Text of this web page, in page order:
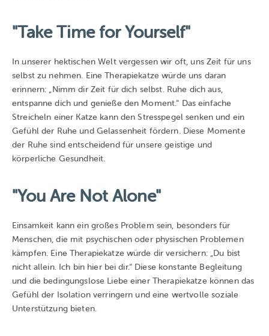
"Take Time for Yourself"
In unserer hektischen Welt vergessen wir oft, uns Zeit für uns
selbst zu nehmen. Eine Therapiekatze würde uns daran
erinnern: „Nimm dir Zeit für dich selbst. Ruhe dich aus,
entspanne dich und genieße den Moment.“ Das einfache
Streicheln einer Katze kann den Stresspegel senken und ein
Gefühl der Ruhe und Gelassenheit fördern. Diese Momente
der Ruhe sind entscheidend für unsere geistige und
körperliche Gesundheit.
"You Are Not Alone"
Einsamkeit kann ein großes Problem sein, besonders für
Menschen, die mit psychischen oder physischen Problemen
kämpfen. Eine Therapiekatze würde dir versichern: „Du bist
nicht allein. Ich bin hier bei dir.“ Diese konstante Begleitung
und die bedingungslose Liebe einer Therapiekatze können das
Gefühl der Isolation verringern und eine wertvolle soziale
Unterstützung bieten.